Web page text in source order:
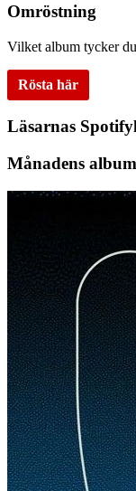
Omröstning
Vilket album tycker
Rösta här
Läsarnas
Månadens album